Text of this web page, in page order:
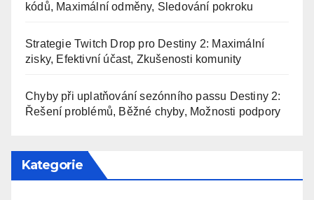
kódů, Maximální odměny, Sledování pokroku
Strategie Twitch Drop pro Destiny 2: Maximální
zisky, Efektivní účast, Zkušenosti komunity
Chyby při uplatňování sezónního passu Destiny 2:
Řešení problémů, Běžné chyby, Možnosti podpory
Kategorie